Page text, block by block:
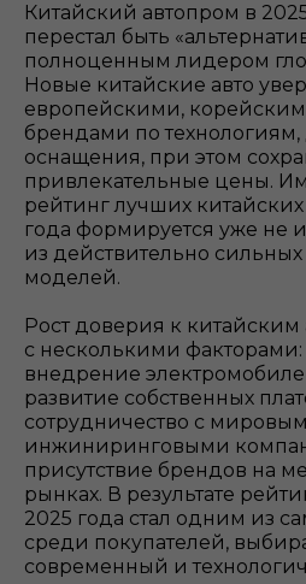
Китайский автопром в
перестал быть
полноценным лидером
Новые китайские авто
европейскими,
брендами по
оснащения, при этом
привлекательные цены.
рейтинг лучших
года формируется уже не
из действительно
моделей.
Рост доверия к китайским
с несколькими факторами:
внедрение
развитие собственных
сотрудничество с
инжиниринговыми
присутствие брендов на
рынках. В результате
2025 года стал одним из
среди покупателей,
современный и